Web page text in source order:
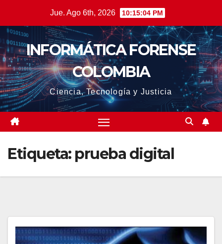
contenido
Jue. Ago 6th, 2026 10:15:05 PM
INFORMÁTICA FORENSE
COLOMBIA
Ciencia, Tecnología y Justicia
Etiqueta: prueba digital